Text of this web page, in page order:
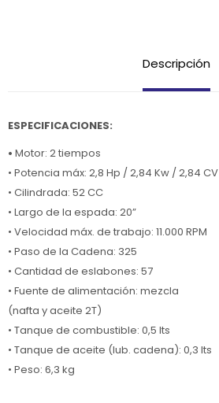
Descripción
ESPECIFICACIONES:
• Motor: 2 tiempos
• Potencia máx: 2,8 Hp / 2,84 Kw / 2,84 CV
• Cilindrada: 52 CC
• Largo de la espada: 20”
• Velocidad máx. de trabajo: 11.000 RPM
• Paso de la Cadena: 325
• Cantidad de eslabones: 57
• Fuente de alimentación: mezcla
(nafta y aceite 2T)
• Tanque de combustible: 0,5 lts
• Tanque de aceite (lub. cadena): 0,3 lts
• Peso: 6,3 kg